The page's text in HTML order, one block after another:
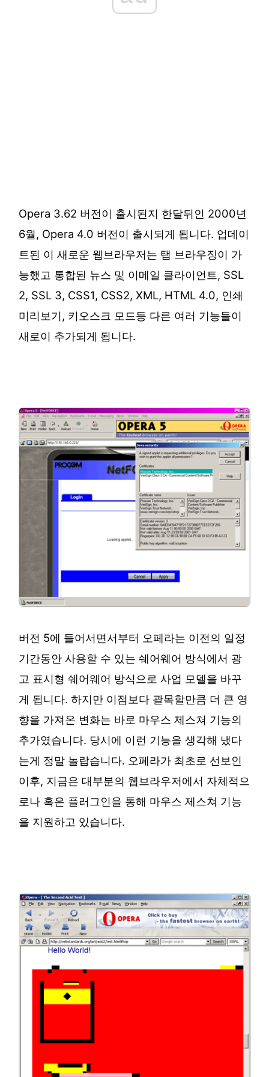
Opera 3.62 버전이 출시된지 한달뒤인 2000년
6월, Opera 4.0 버전이 출시되게 됩니다. 업데이
트된 이 새로운 웹브라우저는 탭 브라우징이 가
능했고 통합된 뉴스 및 이메일 클라이언트, SSL
2, SSL 3, CSS1, CSS2, XML, HTML 4.0, 인쇄
미리보기, 키오스크 모드등 다른 여러 기능들이
새로이 추가되게 됩니다.
버전 5에 들어서면서부터 오페라는 이전의 일정
기간동안 사용할 수 있는 쉐어웨어 방식에서 광
고 표시형 쉐어웨어 방식으로 사업 모델을 바꾸
게 됩니다. 하지만 이점보다 괄목할만큼 더 큰 영
향을 가져온 변화는 바로 마우스 제스쳐 기능의
추가였습니다. 당시에 이런 기능을 생각해 냈다
는게 정말 놀랍습니다. 오페라가 최초로 선보인
이후, 지금은 대부분의 웹브라우저에서 자체적으
로나 혹은 플러그인을 통해 마우스 제스쳐 기능
을 지원하고 있습니다.